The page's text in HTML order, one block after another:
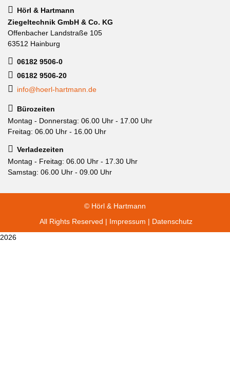
Hörl & Hartmann
Ziegeltechnik GmbH & Co. KG
Offenbacher Landstraße 105
63512 Hainburg
06182 9506-0
06182 9506-20
info@hoerl-hartmann.de
Bürozeiten
Montag - Donnerstag: 06.00 Uhr - 17.00 Uhr
Freitag: 06.00 Uhr - 16.00 Uhr
Verladezeiten
Montag - Freitag: 06.00 Uhr - 17.30 Uhr
Samstag: 06.00 Uhr - 09.00 Uhr
© Hörl & Hartmann
All Rights Reserved | Impressum | Datenschutz
2026